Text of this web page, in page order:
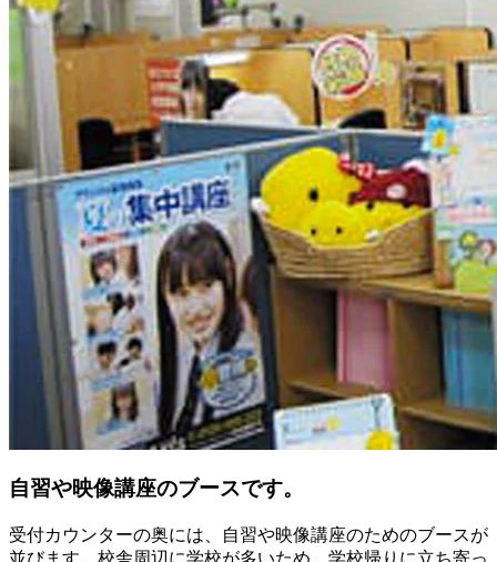
自習や映像講座のブースです。
受付カウンターの奥には、自習や映像講座のためのブースが
並びます。校舎周辺に学校が多いため、学校帰りに立ち寄っ